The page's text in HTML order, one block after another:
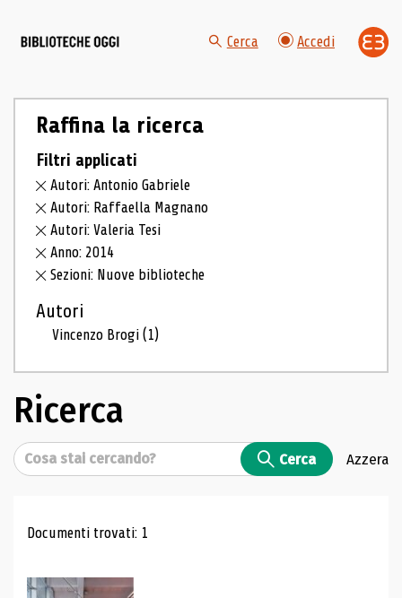
Cerca Accedi
Raffina la ricerca
Filtri applicati
Autori: Antonio Gabriele
Autori: Raffaella Magnano
Autori: Valeria Tesi
Anno: 2014
Sezioni: Nuove biblioteche
Autori
Vincenzo Brogi(1)
Ricerca
Cerca Cerca Azzera
Risultati di ricerca
Documenti trovati: 1